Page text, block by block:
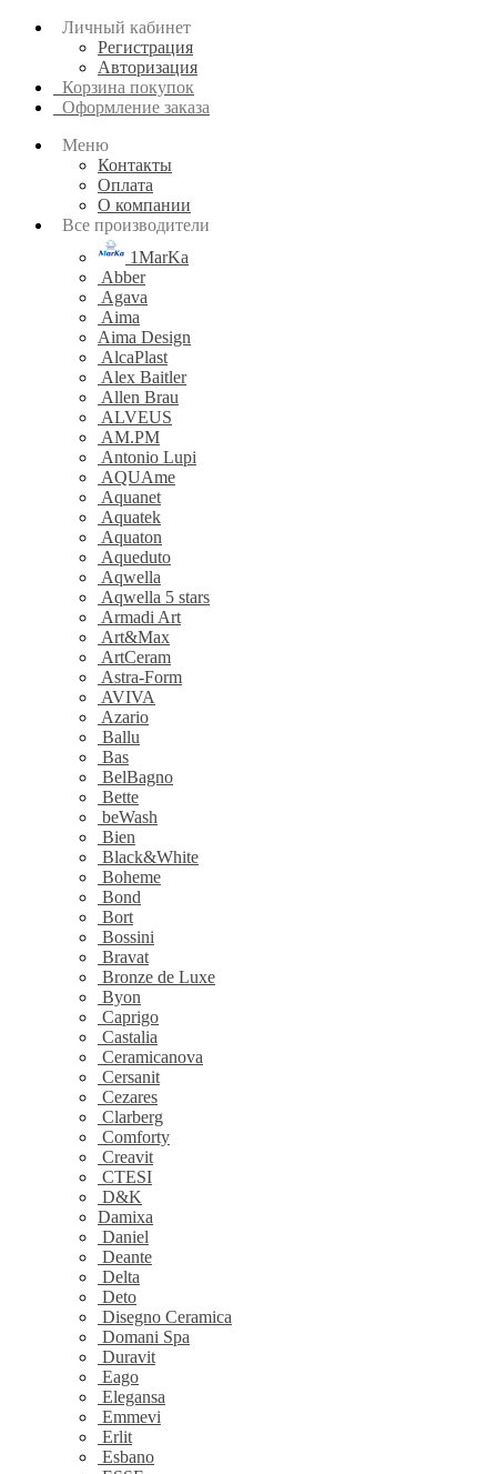
Личный кабинет
Регистрация
Авторизация
Корзина покупок
Оформление заказа
Меню
Контакты
Оплата
О компании
Все производители
1MarKa
Abber
Agava
Aima
Aima Design
AlcaPlast
Alex Baitler
Allen Brau
ALVEUS
AM.PM
Antonio Lupi
AQUAme
Aquanet
Aquatek
Aquaton
Aqueduto
Aqwella
Aqwella 5 stars
Armadi Art
Art&Max
ArtCeram
Astra-Form
AVIVA
Azario
Ballu
Bas
BelBagno
Bette
beWash
Bien
Black&White
Boheme
Bond
Bort
Bossini
Bravat
Bronze de Luxe
Byon
Caprigo
Castalia
Ceramicanova
Cersanit
Cezares
Clarberg
Comforty
Creavit
CTESI
D&K
Damixa
Daniel
Deante
Delta
Deto
Disegno Ceramica
Domani Spa
Duravit
Eago
Elegansa
Emmevi
Erlit
Esbano